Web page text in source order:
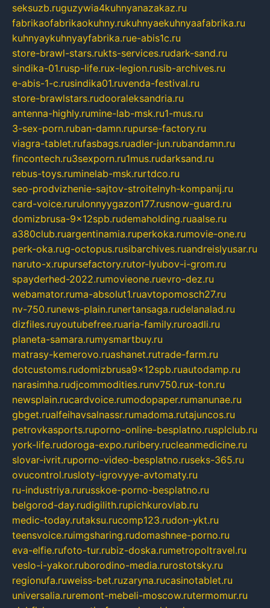
seksuzb.ruguzywia4kuhnyanazakaz.ru
fabrikaofabrikaokuhny.rukuhnyaekuhnyaafabrika.ru
kuhnyaykuhnyayfabrika.rue-abis1c.ru
store-brawl-stars.rukts-services.rudark-sand.ru
sindika-01.rusp-life.rux-legion.rusib-archives.ru
e-abis-1-c.rusindika01.ruvenda-festival.ru
store-brawlstars.rudooraleksandria.ru
antenna-highly.rumine-lab-msk.ru1-mus.ru
3-sex-porn.ruban-damn.rupurse-factory.ru
viagra-tablet.rufasbags.ruadler-jun.rubandamn.ru
fincontech.ru3sexporn.ru1mus.rudarksand.ru
rebus-toys.ruminelab-msk.rurtdco.ru
seo-prodvizhenie-sajtov-stroitelnyh-kompanij.ru
card-voice.rurulonnyygazon177.rusnow-guard.ru
domizbrusa-9x12spb.rudemaholding.ruaalse.ru
a380club.ruargentinamia.ruperkoka.rumovie-one.ru
perk-oka.rug-octopus.rusibarchives.ruandreislyusar.ru
naruto-x.rupursefactory.rutor-lyubov-i-grom.ru
spayderhed-2022.rumovieone.ruevro-dez.ru
webamator.ruma-absolut1.ruavtopomosch27.ru
nv-750.runews-plain.runertansaga.rudelanalad.ru
dizfiles.ruyoutubefree.ruaria-family.ruroadli.ru
planeta-samara.rumysmartbuy.ru
matrasy-kemerovo.ruashanet.rutrade-farm.ru
dotcustoms.rudomizbrusa9x12spb.ruautodamp.ru
narasimha.rudjcommodities.runv750.rux-ton.ru
newsplain.rucardvoice.rumodopaper.rumanunae.ru
gbget.rualfeihavsalnassr.rumadoma.rutajuncos.ru
petrovkasports.ruporno-online-besplatno.rusplclub.ru
york-life.rudoroga-expo.ruribery.rucleanmedicine.ru
slovar-ivrit.ruporno-video-besplatno.ruseks-365.ru
ovucontrol.rusloty-igrovyye-avtomaty.ru
ru-industriya.rurusskoe-porno-besplatno.ru
belgorod-day.rudigilith.rupichkurovlab.ru
medic-today.rutaksu.rucomp123.rudon-ykt.ru
teensvoice.ruimgsharing.rudomashnee-porno.ru
eva-elfie.rufoto-tur.rubiz-doska.rumetropoltravel.ru
veslo-i-yakor.ruborodino-media.rurostotsky.ru
regionufa.ruweiss-bet.ruzaryna.rucasinotablet.ru
universalia.ruremont-mebeli-moscow.rutermomur.ru